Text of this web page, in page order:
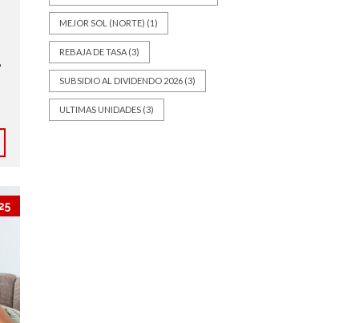
MEJOR SOL (NORTE) (1)
REBAJA DE TASA (3)
SUBSIDIO AL DIVIDENDO 2026 (3)
ULTIMAS UNIDADES (3)